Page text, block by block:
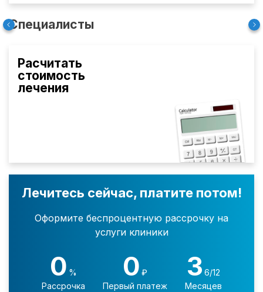
Специалисты
Расчитать
стоимость
лечения
Лечитесь сейчас, платите потом!
Оформите беспроцентную рассрочку на
услуги клиники
0 %
Рассрочка
0 ₽
Первый платеж
3 6/12
Месяцев